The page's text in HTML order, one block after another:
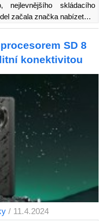
nejlevnějšího skládacího
začala značka nabízet…
SD 8
konektivitou
/ 11.4.2024